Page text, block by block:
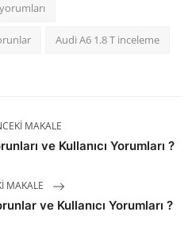
Audi A6 1.8 T inceleme
MAKALE
ve Kullanıcı Yorumları ?
MAKALE
ve Kullanıcı Yorumları ?